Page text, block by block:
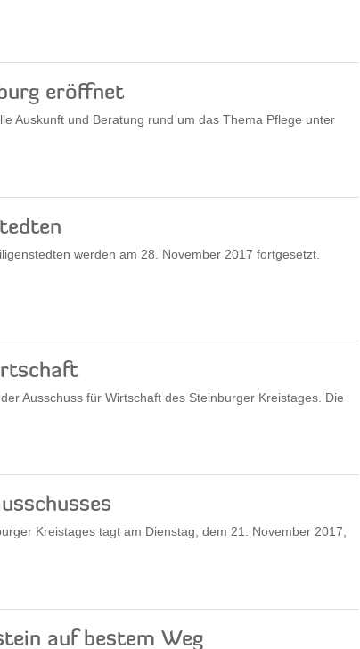
eröffnet
Auskunft und Beratung rund um das Thema Pflege unter
werden am 28. November 2017 fortgesetzt.
Ausschuss für Wirtschaft des Steinburger Kreistages. Die
Kreistages tagt am Dienstag, dem 21. November 2017,
auf bestem Weg